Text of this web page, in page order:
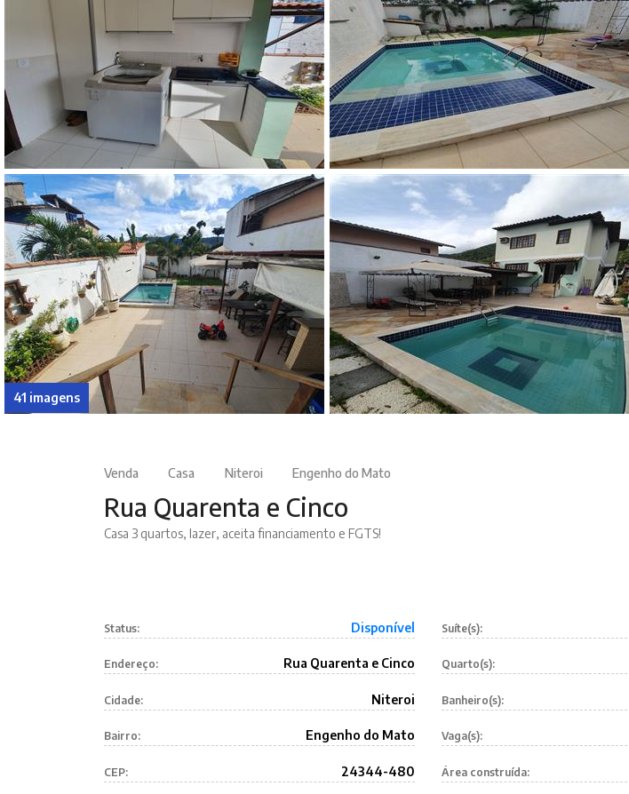
41 imagens
Venda Casa Niteroi Engenho do Mato
Rua Quarenta e Cinco
Casa 3 quartos, lazer, aceita financiamento e FGTS!
Status: Disponível
Endereço: Rua Quarenta e Cinco
Cidade: Niteroi
Bairro: Engenho do Mato
CEP: 24344-480
Suíte(s):
Quarto(s):
Banheiro(s):
Vaga(s):
Área construída: